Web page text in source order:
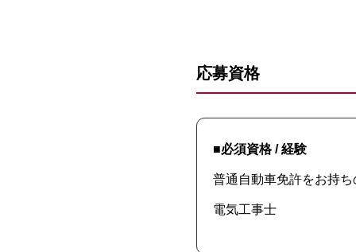
応募資格
■必須資格 / 経験
普通自動車免許をお持ち
電気工事士